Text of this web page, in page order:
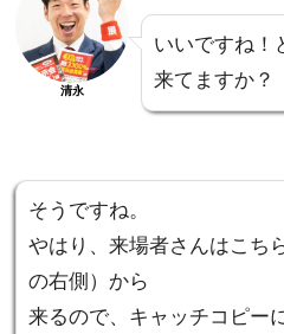
清永
いいですね！
来てますか？
そうですね。
やはり、来場者さんはこち
の右側）から
来るので、キャッチコピー